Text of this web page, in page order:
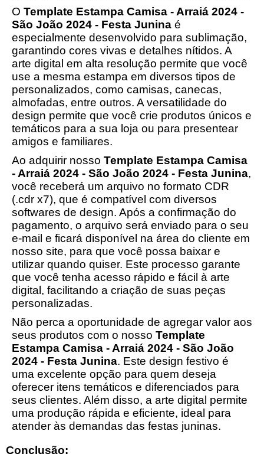
O Template Estampa Camisa - Arraiá 2024 -
São João 2024 - Festa Junina é
especialmente desenvolvido para sublimação,
garantindo cores vivas e detalhes nítidos. A
arte digital em alta resolução permite que você
use a mesma estampa em diversos tipos de
personalizados, como camisas, canecas,
almofadas, entre outros. A versatilidade do
design permite que você crie produtos únicos e
temáticos para a sua loja ou para presentear
amigos e familiares.
Ao adquirir nosso Template Estampa Camisa
- Arraiá 2024 - São João 2024 - Festa Junina,
você receberá um arquivo no formato CDR
(.cdr x7), que é compatível com diversos
softwares de design. Após a confirmação do
pagamento, o arquivo será enviado para o seu
e-mail e ficará disponível na área do cliente em
nosso site, para que você possa baixar e
utilizar quando quiser. Este processo garante
que você tenha acesso rápido e fácil à arte
digital, facilitando a criação de suas peças
personalizadas.
Não perca a oportunidade de agregar valor aos
seus produtos com o nosso Template
Estampa Camisa - Arraiá 2024 - São João
2024 - Festa Junina. Este design festivo é
uma excelente opção para quem deseja
oferecer itens temáticos e diferenciados para
seus clientes. Além disso, a arte digital permite
uma produção rápida e eficiente, ideal para
atender às demandas das festas juninas.
Conclusão: